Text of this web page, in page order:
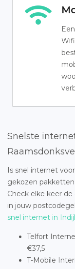
Snelste
Is snel internet
gekozen
Check elke keer
in jouw
snel internet in
Telfort
€37,5
T-Mobile